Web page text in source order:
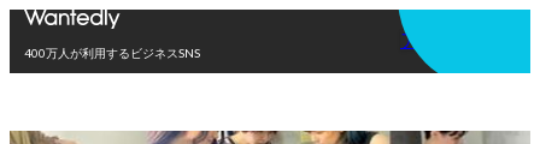
400万人が利用するビジネスSNS
アプリを使う